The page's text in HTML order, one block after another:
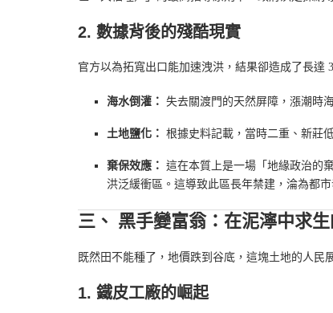
2. 數據背後的殘酷現實
官方以為拓寬出口能加速洩洪，結果卻造成了長達
海水倒灌： 失去關渡門的天然屏障，漲潮時
土地鹽化： 根據史料記載，當時二重、新莊
棄保效應： 這在本質上是一場「地緣政治的
洪泛緩衝區。這導致此區長年禁建，淪為都市
三、 黑手變富翁：在泥濘中求
既然田不能種了，地價跌到谷底，這塊土地的人民
1. 鐵皮工廠的崛起